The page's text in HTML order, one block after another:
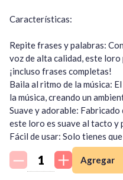
¡Quiero una
tienda así para mi
emprendimiento!
Características:
Repite frases y palabras:
voz de alta calidad, este
¡incluso frases completas!
Baila al ritmo de la música:
la música, creando un
Suave y adorable:
este loro es suave al tacto y
Fácil de usar: Solo tienes
hablar. ¡Él se encargará del
Ideal para:
Agregar